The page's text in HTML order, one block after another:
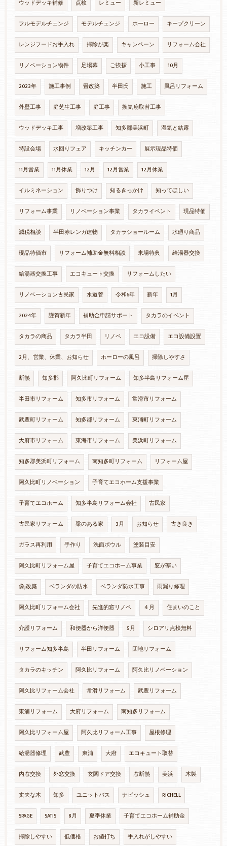
ウッドデッキ補修 点検 レミュー 新レミュー
フルモデルチェンジ モデルチェンジ ホーロー キープクリーン
レンジフードお手入れ 掃除が楽 キャンペーン リフォーム会社
リノベーション物件 足場幕 ご挨拶 小工事 10月
2023年 施工事例 畳改築 半田氏 施工 風呂リフォーム
外壁工事 庭芝生工事 庭工事 換気扇取替工事
ウッドデッキ工事 増改築工事 知多郡美浜町 湿気と結露
特設会場 水回りフェア キッチンカー 展示現品特価
11月営業 11月休業 12月 12月営業 12月休業
イルミネーション 飾りつけ 知るきっかけ 知ってほしい
リフォーム事業 リノベーション事業 タカライベント 現品特価
減税相談 半田赤レンガ建物 タカラショールーム 水廻り商品
現品特価市 リフォーム補助金無料相談 来場特典 給湯器交換
給湯器交換工事 エコキュート交換 リフォームしたい
リノベーション古民家 水道管 令和6年 新年 1月
2024年 謹賀新年 補助金申請サポート タカラのイベント
タカラの商品 タカラ半田 リノベ エコ設備 エコ設備設置
2月、営業、休業、お知らせ ホーローの風呂 掃除しやすさ
断熱 知多郡 阿久比町リフォーム 知多半島リフォーム屋
半田市リフォーム 知多市リフォーム 常滑市リフォーム
武豊町リフォーム 知多郡リフォーム 東浦町リフォーム
大府市リフォーム 東海市リフォーム 美浜町リフォーム
知多郡美浜町リフォーム 南知多町リフォーム リフォーム屋
阿久比町リノベーション 子育てエコホーム支援事業
子育てエコホーム 知多半島リフォーム会社 古民家
古民家リフォーム 梁のある家 3月 お知らせ 古き良き
ガラス再利用 手作り 洗面ボウル 塗装目安
阿久比町リフォーム屋 子育てエコホーム事業 窓が寒い
像j改築 ベランダの防水 ベランダ防水工事 雨漏り修理
阿久比町リフォーム会社 先進的窓リノベ ４月 住まいのこと
介護リフォーム 和便器から洋便器 5月 シロアリ点検無料
リフォーム知多半島 半田リフォーム 団地リフォーム
タカラのキッチン 阿久比リフォーム 阿久比リノベーション
阿久比リフォーム会社 常滑リフォーム 武豊リフォーム
東浦リフォーム 大府リフォーム 南知多リフォーム
阿久比リフォーム屋 阿久比リフォーム工事 屋根修理
給湯器修理 武豊 東浦 大府 エコキュート取替
内窓交換 外窓交換 玄関ドア交換 窓断熱 美浜 木製
丈夫な木 知多 ユニットバス ナビッシュ RICHELL
SPAGE SATIS 8月 夏季休業 子育てエコホーム補助金
掃除しやすい 低価格 お値打ち 手入れがしやすい